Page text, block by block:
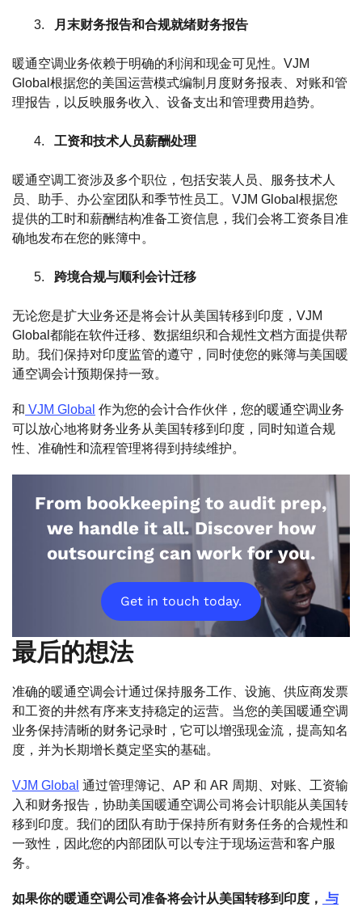
月末财务报告和合规就绪财务报告
暖通空调业务依赖于明确的利润和现金可见性。VJM
Global根据您的美国运营模式编制月度财务报表、对账和管
理报告，以反映服务收入、设备支出和管理费用趋势。
工资和技术人员薪酬处理
暖通空调工资涉及多个职位，包括安装人员、服务技术人
员、助手、办公室团队和季节性员工。VJM Global根据您
提供的工时和薪酬结构准备工资信息，我们会将工资条目准
确地发布在您的账簿中。
跨境合规与顺利会计迁移
无论您是扩大业务还是将会计从美国转移到印度，VJM
Global都能在软件迁移、数据组织和合规性文档方面提供帮
助。我们保持对印度监管的遵守，同时使您的账簿与美国暖
通空调会计预期保持一致。
和 VJM Global 作为您的会计合作伙伴，您的暖通空调业务
可以放心地将财务业务从美国转移到印度，同时知道合规
性、准确性和流程管理将得到持续维护。
From bookkeeping to audit prep,
we handle it all. Discover how
outsourcing can work for you.
Get in touch today.
最后的想法
准确的暖通空调会计通过保持服务工作、设施、供应商发票
和工资的井然有序来支持稳定的运营。当您的美国暖通空调
业务保持清晰的财务记录时，它可以增强现金流，提高知名
度，并为长期增长奠定坚实的基础。
VJM Global 通过管理簿记、AP 和 AR 周期、对账、工资输
入和财务报告，协助美国暖通空调公司将会计职能从美国转
移到印度。我们的团队有助于保持所有财务任务的合规性和
一致性，因此您的内部团队可以专注于现场运营和客户服
务。
如果你的暖通空调公司准备将会计从美国转移到印度， 与